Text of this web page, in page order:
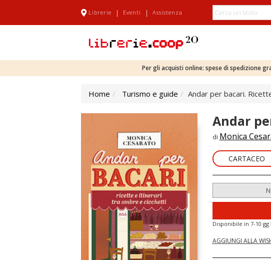
Librerie | Eventi | Assistenza
Per gli acquisti online: spese di spedizione
Home Turismo e guide Andar per bacari.
Andar
di Monica
CARTACEO
Disponibile in 7-10
AGGIUNGI ALLA